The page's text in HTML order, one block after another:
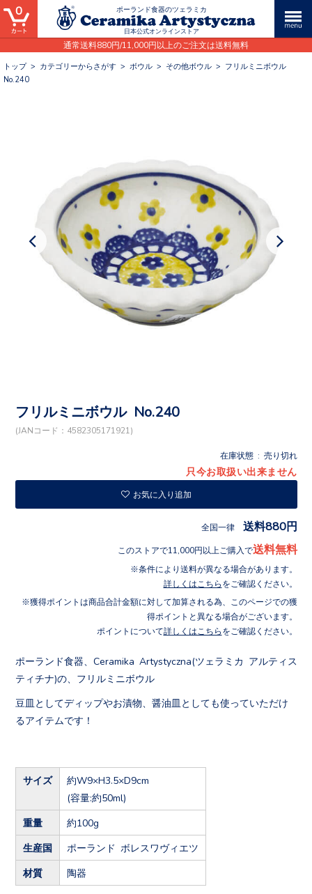
ポーランド食器のツェラミカ
日本公式オンラインストア
通常送料880円/11,000円以上のご注文は送料無料
0
トップ> カテゴリーからさがす > ボウル > その他ボウル > フリルミニボウル
No.240
フリルミニボウル No.240
(JANコード：4582305171921)
在庫状態 : 売り切れ
只今お取扱い出来ません
お気に入り追加
全国一律 送料880円
このストアで11,000円以上ご購入で送料無料
条件により送料が異なる場合があります。
詳しくはこちら をご確認ください。
獲得ポイントは商品合計金額に対して加算される為、このページでの獲
得ポイントと異なる場合がございます。
ポイントについて詳しくはこちら をご確認ください。
ポーランド食器、Ceramika Artystyczna(ツェラミカ アルティス
ティチナ)の、フリルミニボウル
豆皿としてディップやお漬物、醤油皿としても使っていただけ
るアイテムです！
サイズ
約W9×H3.5×D9cm
(容量:約50ml)
重量 約100g
生産国 ポーランド ボレスワヴィエツ
材質 陶器